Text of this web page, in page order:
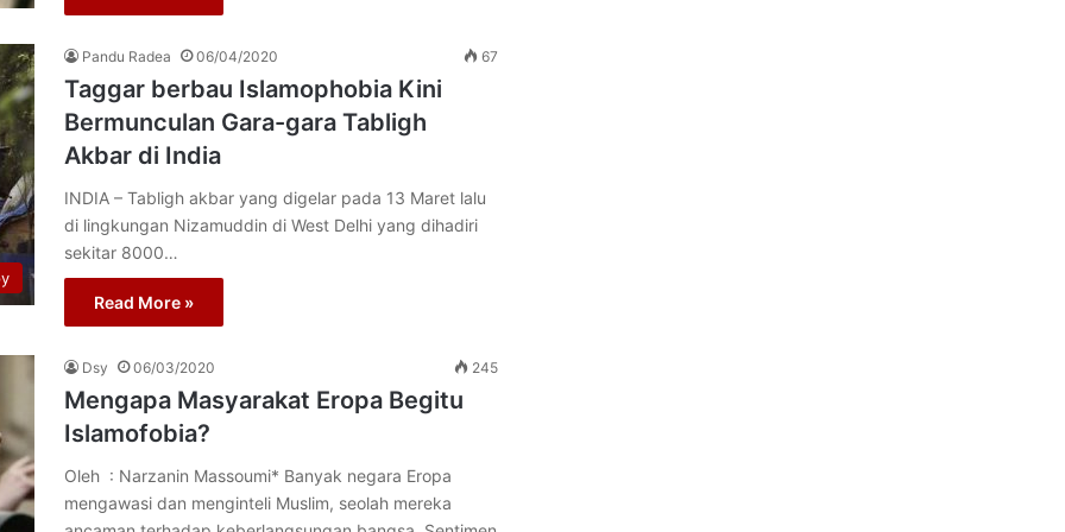
Pandu Radea 06/04/2020 67
Taggar berbau Islamophobia Kini
Bermunculan Gara-gara Tabligh
Akbar di India
INDIA – Tabligh akbar yang digelar pada 13 Maret lalu
di lingkungan Nizamuddin di West Delhi yang dihadiri
sekitar 8000…
Read More »
Dsy 06/03/2020 245
Mengapa Masyarakat Eropa Begitu
Islamofobia?
Oleh : Narzanin Massoumi* Banyak negara Eropa
mengawasi dan menginteli Muslim, seolah mereka